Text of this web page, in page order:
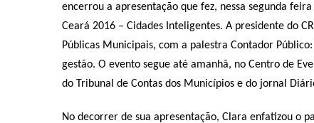
encerrou a apresentação que fez, nessa segunda
Ceará 2016 – Cidades Inteligentes. A presidente do
Públicas Municipais, com a palestra Contador
gestão. O evento segue até amanhã, no Centro de
do Tribunal de Contas dos Municípios e do jornal
No decorrer de sua apresentação, Clara enfatizou o